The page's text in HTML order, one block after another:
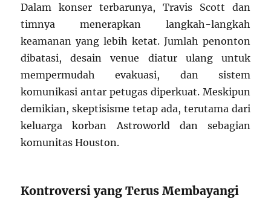
Dalam konser terbarunya, Travis Scott dan
timnya menerapkan langkah-langkah
keamanan yang lebih ketat. Jumlah penonton
dibatasi, desain venue diatur ulang untuk
mempermudah evakuasi, dan sistem
komunikasi antar petugas diperkuat. Meskipun
demikian, skeptisisme tetap ada, terutama dari
keluarga korban Astroworld dan sebagian
komunitas Houston.
Kontroversi yang Terus Membayangi